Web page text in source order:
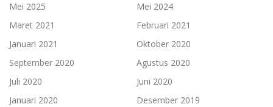
Mei 2025
Mei 2024
Maret 2021
Februari 2021
Januari 2021
Oktober 2020
September 2020
Agustus 2020
Juli 2020
Juni 2020
Januari 2020
Desember 2019